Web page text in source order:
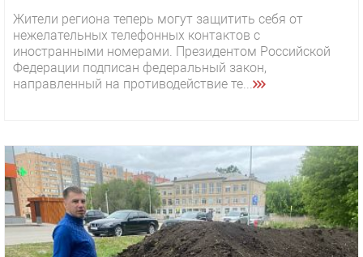
Жители региона теперь могут защитить себя от
нежелательных телефонных контактов с
иностранными номерами. Президентом Российской
Федерации подписан федеральный закон,
направленный на противодействие те...